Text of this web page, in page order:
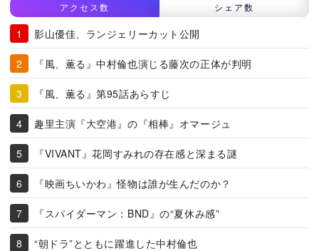
アクセス数 シェア数
影山優佳、ランジェリーカット公開
『風、薫る』中村倫也演じる藤次の正体が判明
『風、薫る』第95話あらすじ
趣里主演『大空港』の『相棒』オマージュ
『VIVANT』花岡すみれの存在感と深まる謎
『映画ちいかわ』怪物は誰が生んだのか？
『スパイダーマン：BND』の“夏休み感”
“朝ドラ”とともに躍進した中村倫也